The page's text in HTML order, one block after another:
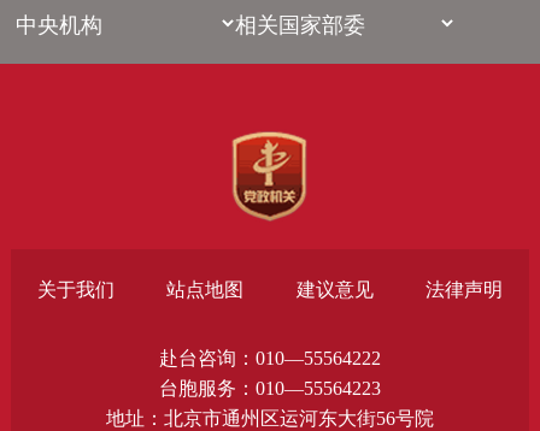
关于我们 站点地图 建议意见 法律声明
赴台咨询：010—55564222
台胞服务：010—55564223
地址：北京市通州区运河东大街56号院